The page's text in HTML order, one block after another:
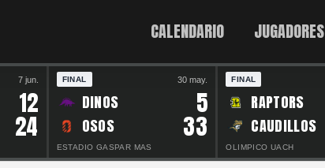
CALENDARIO JUGADORES
7 jun.
12
24
FINAL 30 may.
DINOS 5
OSOS 33
ESTADIO GASPAR MAS
FINAL
RAPTORS
CAUDILLOS
OLIMPICO UACH